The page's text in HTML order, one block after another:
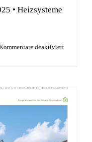
• Heizsysteme
deaktiviertfür
Kamine
und